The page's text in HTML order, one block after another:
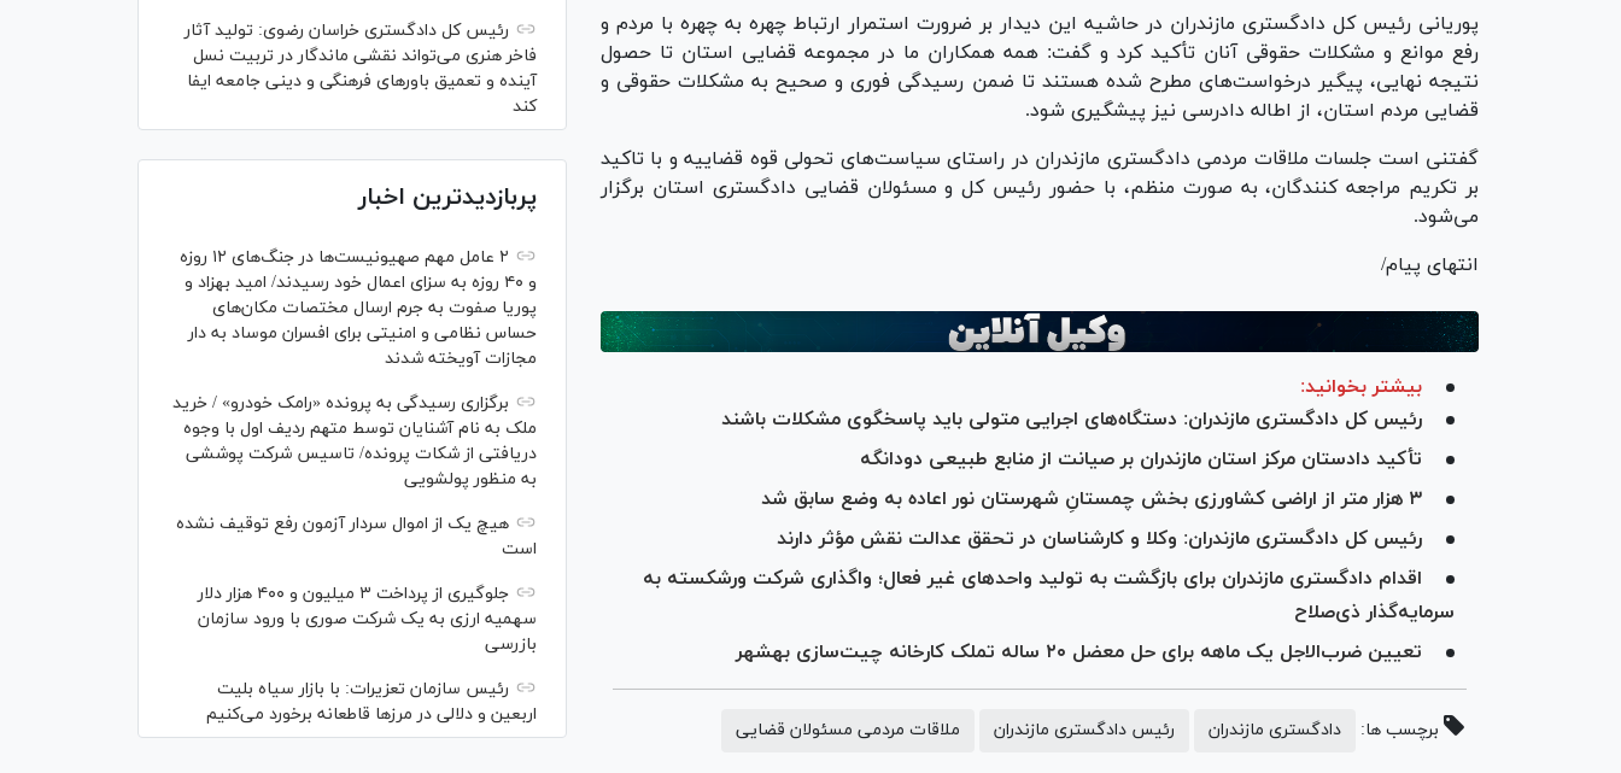
پوریانی رئیس کل دادگستری مازندران در حاشیه این دیدار بر ضرورت استمرار ارتباط چهره به چهره با مردم و
رفع موانع و مشکلات حقوقی آنان تأکید کرد و گفت: همه همکاران ما در مجموعه قضایی استان تا حصول
نتیجه نهایی، پیگیر درخواست‌های مطرح شده هستند تا ضمن رسیدگی فوری و صحیح به مشکلات حقوقی و
قضایی مردم استان، از اطاله دادرسی نیز پیشگیری شود.
گفتنی است جلسات ملاقات مردمی دادگستری مازندران در راستای سیاست‌های تحولی قوه قضاییه و با تاکید
بر تکریم مراجعه کنندگان، به صورت منظم، با حضور رئیس کل و مسئولان قضایی دادگستری استان برگزار
می‌شود.
انتهای پیام/
بیشتر بخوانید:
رئیس کل دادگستری مازندران: دستگاه‌های اجرایی متولی باید پاسخگوی مشکلات باشند
تأکید دادستان مرکز استان مازندران بر صیانت از منابع طبیعی دودانگه
۳ هزار متر از اراضی کشاورزی بخش چمستانِ شهرستان نور اعاده به وضع سابق شد
رئیس کل دادگستری مازندران: وکلا و کارشناسان در تحقق عدالت نقش مؤثر دارند
اقدام دادگستری مازندران برای بازگشت به تولید واحد‌های غیر فعال؛ واگذاری شرکت ورشکسته به
سرمایه‌گذار ذی‌صلاح
تعیین ضرب‌الاجل یک ماهه برای حل معضل ۲۰ ساله تملک کارخانه چیت‌سازی بهشهر
برچسب ها: دادگستری مازندران رئیس دادگستری مازندران ملاقات مردمی مسئولان قضایی
رئیس کل دادگستری خراسان رضوی: تولید آثار
فاخر هنری می‌تواند نقشی ماندگار در تربیت نسل
آینده و تعمیق باور‌های فرهنگی و دینی جامعه ایفا
کند
پربازدیدترین اخبار
۲ عامل مهم صهیونیست‌ها در جنگ‌های ۱۲ روزه
و ۴۰ روزه به سزای اعمال خود رسیدند/ امید بهزاد و
پوریا صفوت به جرم ارسال مختصات مکان‌های
حساس نظامی و امنیتی برای افسران موساد به دار
مجازات آویخته شدند
برگزاری رسیدگی به پرونده «رامک خودرو» / خرید
ملک به نام آشنایان توسط متهم ردیف اول با وجوه
دریافتی از شکات پرونده/ تاسیس شرکت پوششی
به منظور پولشویی
هیچ یک از اموال سردار آزمون رفع توقیف نشده
است
جلوگیری از پرداخت ۳ میلیون و ۴۰۰ هزار دلار
سهمیه ارزی به یک شرکت صوری با ورود سازمان
بازرسی
رئیس سازمان تعزیرات: با بازار سیاه بلیت
اربعین و دلالی در مرز‌ها قاطعانه برخورد می‌کنیم